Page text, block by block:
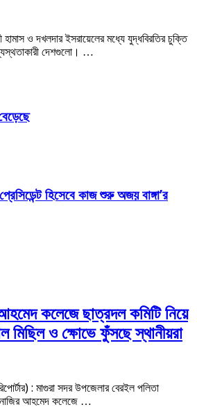
হামাস ও দখলদার ইসরায়েলের মধ্যে যুদ্ধবিরতির চুক্তি
দেশগুলো। …
হিসেবে কাজ শুরু অজয় বাঙ্গা’র
কলেজে ছাত্রদল কমিটি নিয়ে
মিছিল ও ক্ষোভে ফুঁসছে স্থানীয়রা
: মাগুরা সদর উপজেলার বেরইল পলিতা
নাজির আহমেদ কলেজে …